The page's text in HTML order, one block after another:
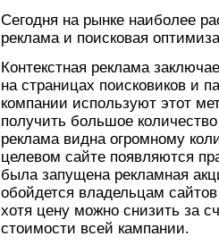
Сегодня на рынке наиболее
реклама и поисковая
Контекстная реклама
на страницах поисковиков и
компании используют этот
получить большое
реклама видна огромному
целевом сайте появляются
была запущена рекламная
обойдется владельцам
хотя цену можно снизить за
стоимости всей кампании.